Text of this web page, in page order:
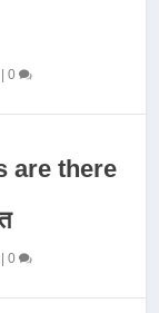
|0
are there
|0